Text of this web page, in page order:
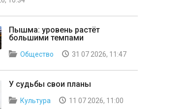
Пышма: уровень растёт
большими темпами
Общество 31 07 2026, 11:47
У судьбы свои планы
Культура 11 07 2026, 11:00